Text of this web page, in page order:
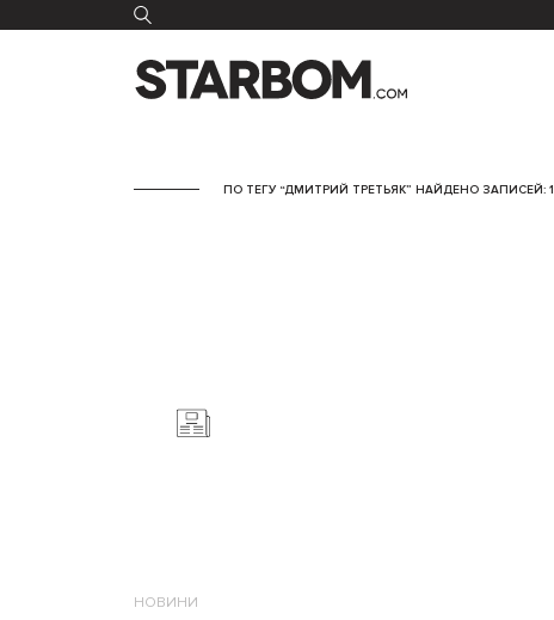
ПО ТЕГУ “ДМИТРИЙ ТРЕТЬЯК” НАЙДЕНО ЗАПИСЕЙ: 1
НОВИНИ